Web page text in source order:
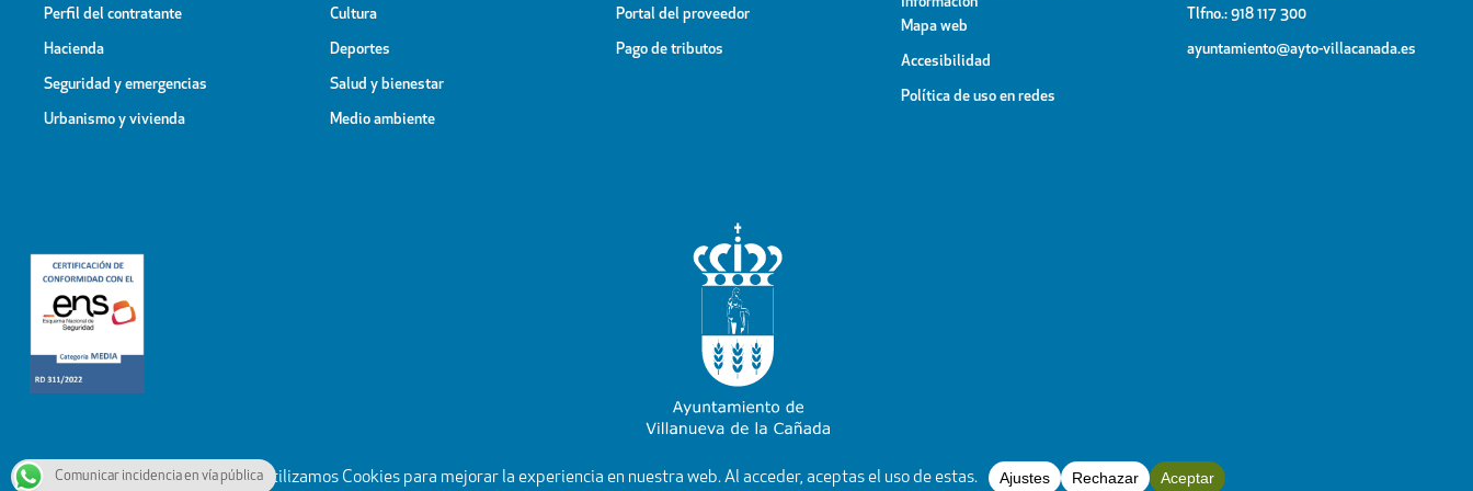
Perfil del contratante
Hacienda
Seguridad y emergencias
Urbanismo y vivienda
Cultura
Deportes
Salud y bienestar
Medio ambiente
Portal del proveedor
Pago de tributos
Mapa web
Accesibilidad
Política de uso en redes
Tlfno.: 918 117 300
ayuntamiento@ayto-villacanada.es
YouTubeFacebookInstagram
X Rss
Comunicar incidencia en vía pública